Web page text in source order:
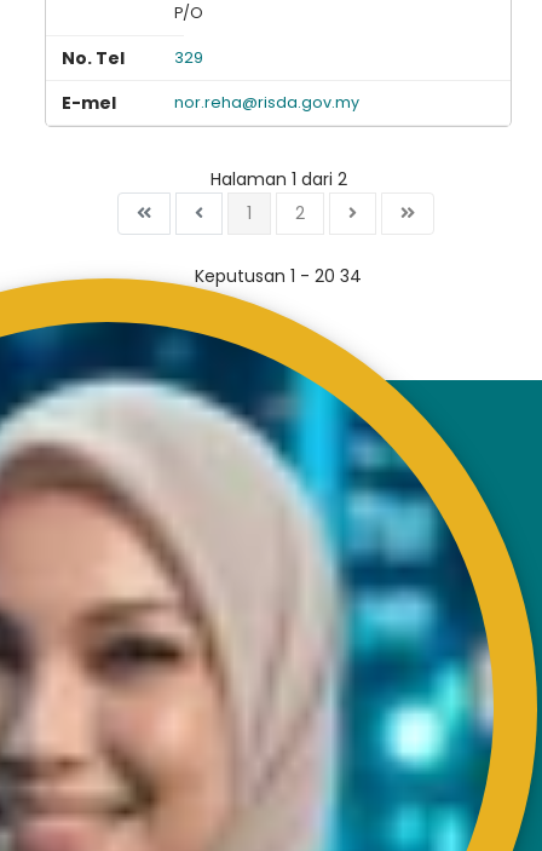
P/O
329
nor.reha@risda.gov.my
Halaman 1 dari 2
1
2
Keputusan 1 - 20 34
HUBUNGI
Km 7, Jalan Ampang,
Karung Berkunci 11067,
50990 Kuala Lumpur.